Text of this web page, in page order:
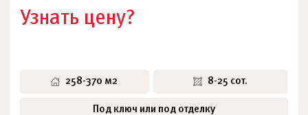
Узнать цену?
258-370 м2 8-25 сот.
Под ключ или под отделку